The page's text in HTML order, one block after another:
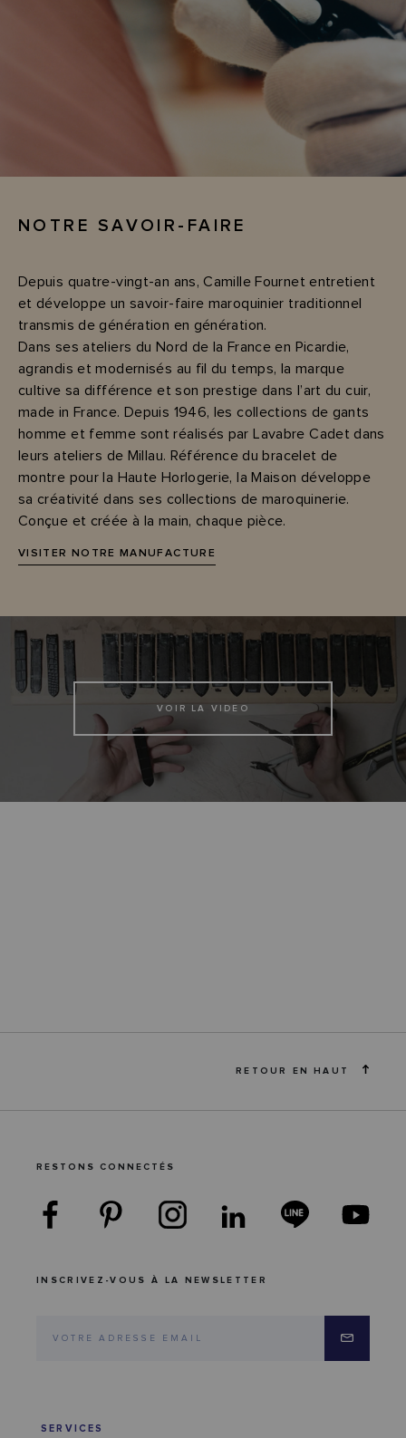
NOTRE SAVOIR-FAIRE
Depuis quatre-vingt-an ans, Camille Fournet entretient
et développe un savoir-faire maroquinier traditionnel
transmis de génération en génération.
Dans ses ateliers du Nord de la France en Picardie,
agrandis et modernisés au fil du temps, la marque
cultive sa différence et son prestige dans l’art du cuir,
made in France. Depuis 1946, les collections de gants
homme et femme sont réalisés par Lavabre Cadet dans
leurs ateliers de Millau. Référence du bracelet de
montre pour la Haute Horlogerie, la Maison développe
sa créativité dans ses collections de maroquinerie.
Conçue et créée à la main, chaque pièce.
VISITER NOTRE MANUFACTURE
VOIR LA VIDEO
RETOUR EN HAUT
RESTONS CONNECTÉS
INSCRIVEZ-VOUS À LA NEWSLETTER
SERVICES